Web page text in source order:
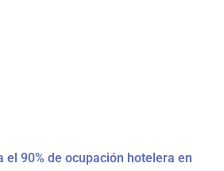
el 90% de ocupación hotelera en